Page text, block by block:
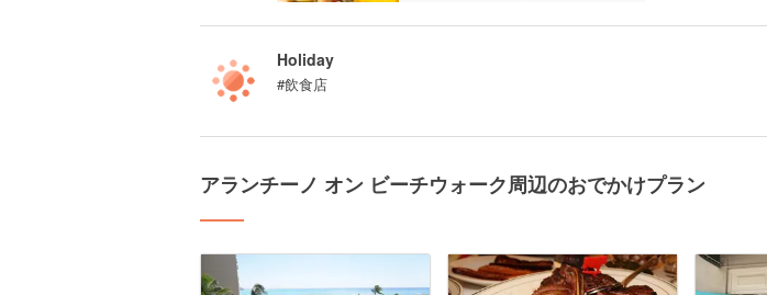
Holiday
#飲食店
アランチーノ オン ビーチウォーク周辺のおでかけプラン